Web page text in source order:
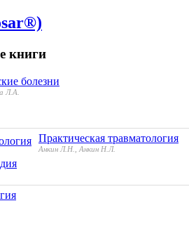
книги
болезни
Л.А.
Практическая травматология
Анкин Л.Н., Анкин Н.Л.